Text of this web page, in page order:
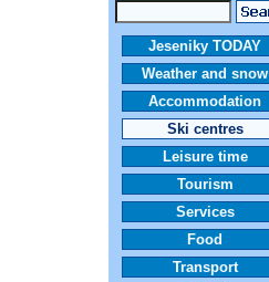
Jeseniky TODAY
Weather and snow
Accommodation
Ski centres
Leisure time
Tourism
Services
Food
Transport